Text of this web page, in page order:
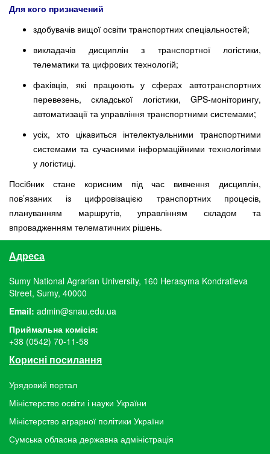
Для кого призначений
здобувачів вищої освіти транспортних спеціальностей;
викладачів дисциплін з транспортної логістики,
телематики та цифрових технологій;
фахівців, які працюють у сферах автотранспортних
перевезень, складської логістики, GPS-моніторингу,
автоматизації та управління транспортними системами;
усіх, хто цікавиться інтелектуальними транспортними
системами та сучасними інформаційними технологіями
у логістиці.
Посібник стане корисним під час вивчення дисциплін,
пов’язаних із цифровізацією транспортних процесів,
плануванням маршрутів, управлінням складом та
впровадженням телематичних рішень.
Адреса
Sumy National Agrarian University, 160 Herasyma Kondratieva
Street, Sumy, 40000
Email: admin@snau.edu.ua
Приймальна комісія:
+38 (0542) 70-11-58
Корисні посилання
Урядовий портал
Міністерство освіти і науки України
Міністерство аграрної політики України
Сумська обласна державна адміністрація